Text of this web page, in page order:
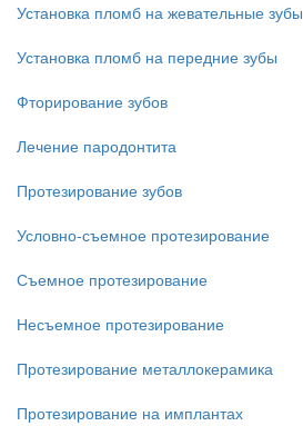
Установка пломб на жевательные зубы
Установка пломб на передние зубы
Фторирование зубов
Лечение пародонтита
Протезирование зубов
Условно-съемное протезирование
Съемное протезирование
Несъемное протезирование
Протезирование металлокерамика
Протезирование на имплантах